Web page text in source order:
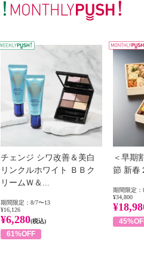
WEEKLY PUSH
チェンジ シワ改善＆美白
リンクルホワイト ＢＢク
リームＷ＆...
期間限定：8/7〜13
¥16,126
¥6,280(税込)
61%OFF
＜早期
節 新春
期間限定：
¥34,800